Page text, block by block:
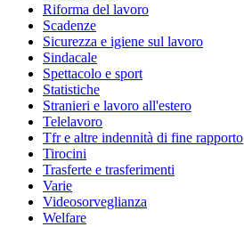
Riforma del lavoro
Scadenze
Sicurezza e igiene sul lavoro
Sindacale
Spettacolo e sport
Statistiche
Stranieri e lavoro all'estero
Telelavoro
Tfr e altre indennità di fine rapporto
Tirocini
Trasferte e trasferimenti
Varie
Videosorveglianza
Welfare